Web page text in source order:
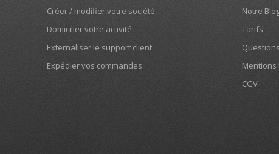
Créer / modifier votre société
Domicilier votre activité
Externaliser le support client
Expédier vos commandes
Notre
Tarifs
Mentions
CGV